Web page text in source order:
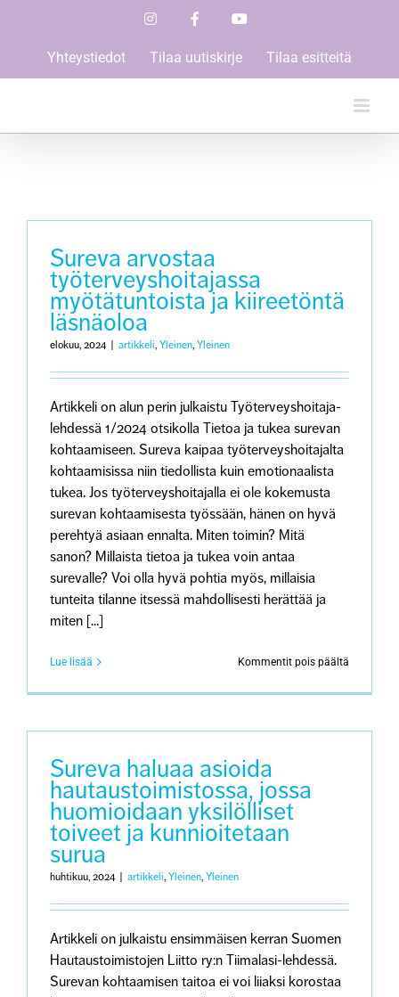
InstagramFacebook
Yhteystiedot Tilaa uutiskirje Tilaa esitteitä
Sureva arvostaa
työterveyshoitajassa
myötätuntoista ja kiireetöntä
läsnäoloa
elokuu, 2024 artikkeli, Yleinen, Yleinen
Artikkeli on alun perin julkaistu Työterveyshoitaja-
lehdessä 1/2024 otsikolla Tietoa ja tukea surevan
kohtaamiseen. Sureva kaipaa työterveyshoitajalta
kohtaamisissa niin tiedollista kuin emotionaalista
tukea. Jos työterveyshoitajalla ei ole kokemusta
surevan kohtaamisesta työssään, hänen on hyvä
perehtyä asiaan ennalta. Miten toimin? Mitä
sanon? Millaista tietoa ja tukea voin antaa
surevalle? Voi olla hyvä pohtia myös, millaisia
tunteita tilanne itsessä mahdollisesti herättää ja
miten [...]
Lue lisää Kommentit pois päältä
arvostaa
Sureva haluaa asioida
hautaustoimistossa, jossa
huomioidaan yksilölliset
toiveet ja kunnioitetaan
surua
huhtikuu, 2024 artikkeli, Yleinen, Yleinen
Artikkeli on julkaistu ensimmäisen kerran Suomen
Hautaustoimistojen Liitto ry:n Tiimalasi-lehdessä.
Surevan kohtaamisen taitoa ei voi liiaksi korostaa